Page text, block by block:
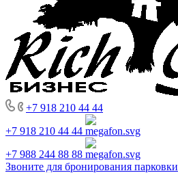
+7 918 210 44 44
+7 918 210 44 44
+7 988 244 88 88
Звоните для бронирования парковки